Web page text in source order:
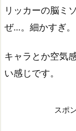
リッカーの脳ミ
ぜ…。細かすぎ。
キャラとか空気
い感じです。
スポ